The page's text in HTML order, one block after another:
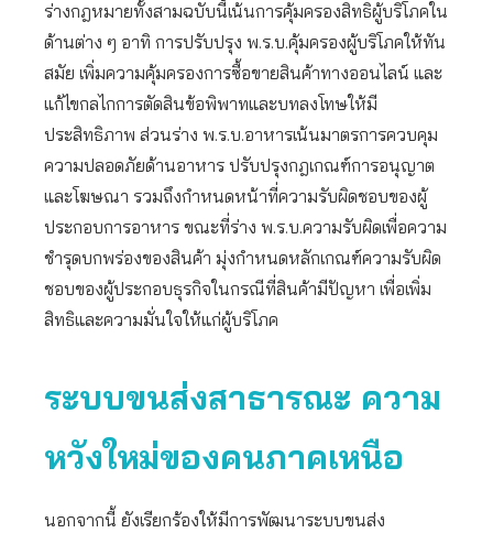
ร่างกฎหมายทั้งสามฉบับนี้เน้นการคุ้มครองสิทธิผู้บริโภคใน
ด้านต่าง ๆ อาทิ การปรับปรุง พ.ร.บ.คุ้มครองผู้บริโภคให้ทัน
สมัย เพิ่มความคุ้มครองการซื้อขายสินค้าทางออนไลน์ และ
แก้ไขกลไกการตัดสินข้อพิพาทและบทลงโทษให้มี
ประสิทธิภาพ ส่วนร่าง พ.ร.บ.อาหารเน้นมาตรการควบคุม
ความปลอดภัยด้านอาหาร ปรับปรุงกฎเกณฑ์การอนุญาต
และโฆษณา รวมถึงกำหนดหน้าที่ความรับผิดชอบของผู้
ประกอบการอาหาร ขณะที่ร่าง พ.ร.บ.ความรับผิดเพื่อความ
ชำรุดบกพร่องของสินค้า มุ่งกำหนดหลักเกณฑ์ความรับผิด
ชอบของผู้ประกอบธุรกิจในกรณีที่สินค้ามีปัญหา เพื่อเพิ่ม
สิทธิและความมั่นใจให้แก่ผู้บริโภค
ระบบขนส่งสาธารณะ ความ
หวังใหม่ของคนภาคเหนือ
นอกจากนี้ ยังเรียกร้องให้มีการพัฒนาระบบขนส่ง